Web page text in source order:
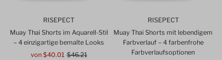
RISEPECT
Muay Thai Shorts im Aquarell-Stil
– 4 einzigartige bemalte Looks
Angebotspreis
von $40.01 Regulärer
$46.21
RISEPECT
Muay Thai Shorts mit lebendigem
Farbverlauf – 4 farbenfrohe
Farbverlaufsoptionen